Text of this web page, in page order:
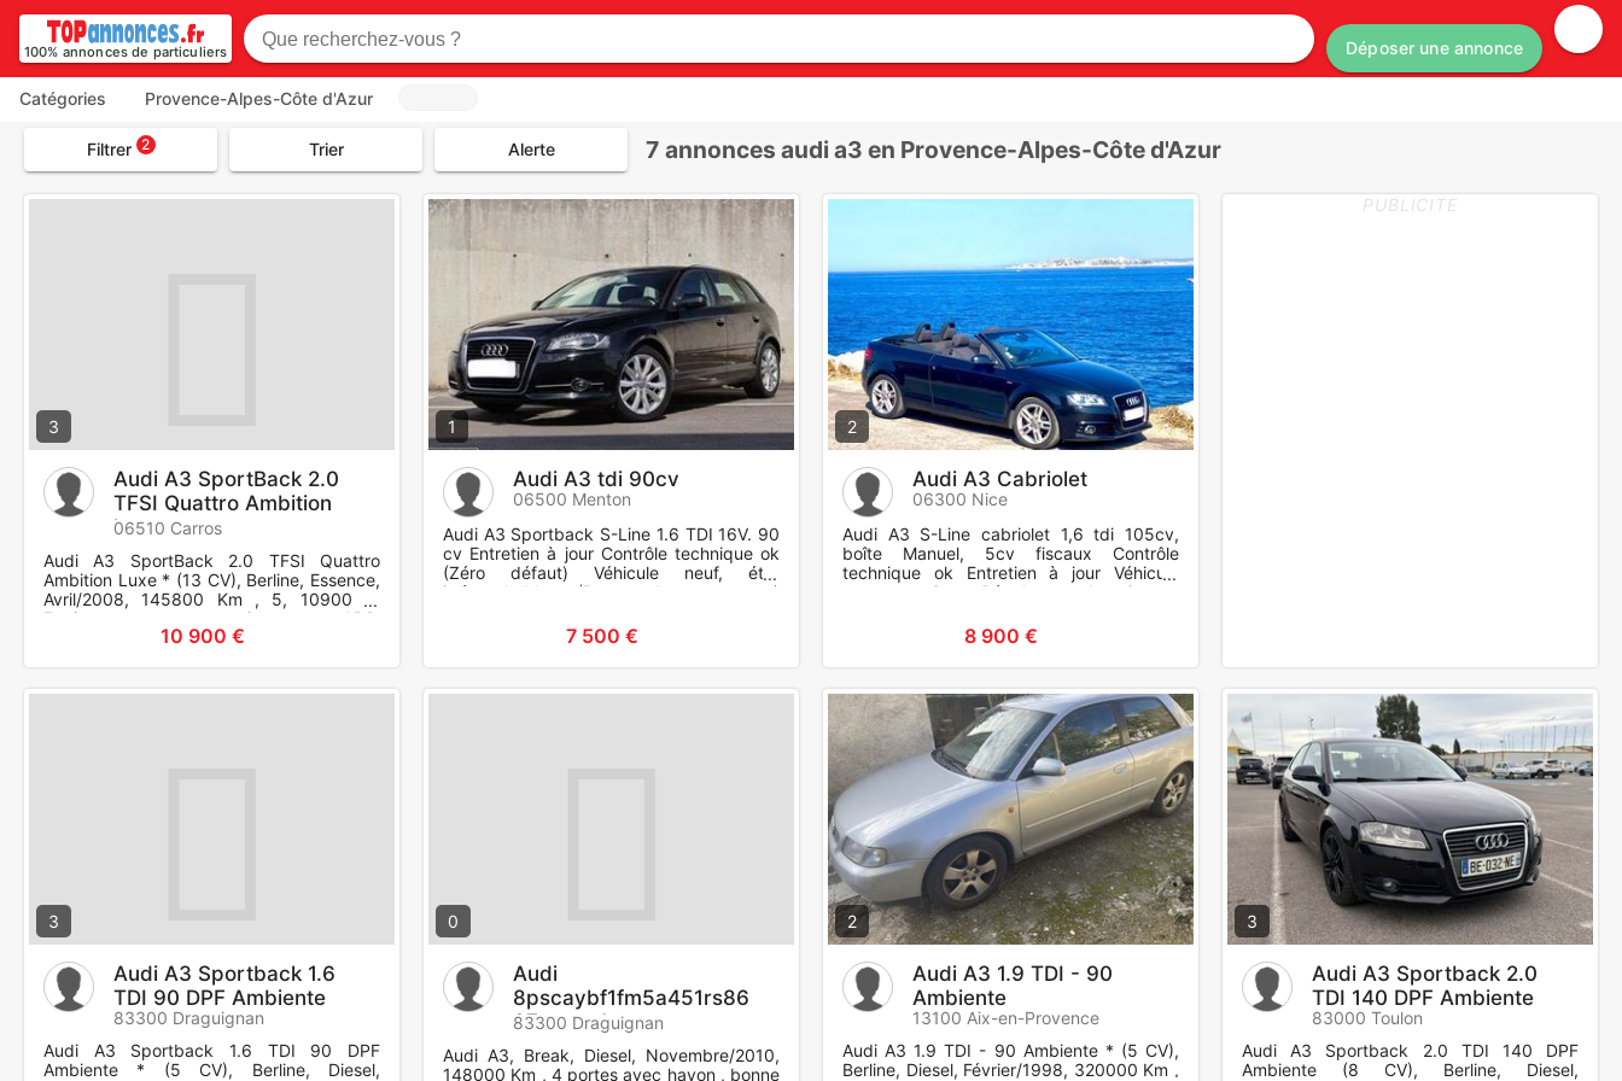
100% annonces de particuliers Déposer une annonce
Catégories Provence-Alpes-Côte d'Azur
Filtrer 2 Trier Alerte 7 annonces audi a3 en Provence-Alpes-Côte d'Azur
3
Audi A3 SportBack 2.0
TFSI Quattro Ambition
Luxe
06510 Carros
Audi A3 SportBack 2.0 TFSI Quattro
Ambition Luxe * (13 CV), Berline, Essence,
Avril/2008, 145800 Km , 5, 10900 €.
Equipements et options : ABS,
Antipatinage (ASR), Airbag frontaux
10 900 €
1
Audi A3 tdi 90cv
06500 Menton
Audi A3 Sportback S-Line 1.6 TDI 16V. 90
cv Entretien à jour Contrôle technique ok
(Zéro défaut) Véhicule neuf, état
irréprochable (Dors dans garage)
7 500 €
2
Audi A3 Cabriolet
06300 Nice
Audi A3 S-Line cabriolet 1,6 tdi 105cv,
boîte Manuel, 5cv fiscaux Contrôle
technique ok Entretien à jour Véhicule
toutes options Régulateur de vitesse,
8 900 €
PUBLICITE
3
Audi A3 Sportback 1.6
TDI 90 DPF Ambiente
83300 Draguignan
Audi A3 Sportback 1.6 TDI 90 DPF
Ambiente * (5 CV), Berline, Diesel,
0
Audi
8pscaybf1fm5a451rs86
07mgem1
83300 Draguignan
Audi A3, Break, Diesel, Novembre/2010,
148000 Km , 4 portes avec hayon , bonne
2
Audi A3 1.9 TDI - 90
Ambiente
13100 Aix-en-Provence
Audi A3 1.9 TDI - 90 Ambiente * (5 CV),
Berline, Diesel, Février/1998, 320000 Km ,
3
Audi A3 Sportback 2.0
TDI 140 DPF Ambiente
83000 Toulon
Audi A3 Sportback 2.0 TDI 140 DPF
Ambiente (8 CV), Berline, Diesel,